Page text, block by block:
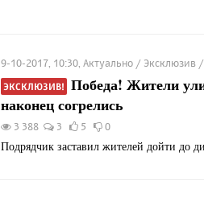
9-10-2017, 10:30, Актуально / Эксклюзив
ЭКСКЛЮЗИВ! Победа! Жители
наконец согрелись
3 388 3 5 0
Подрядчик заставил жителей дойти до